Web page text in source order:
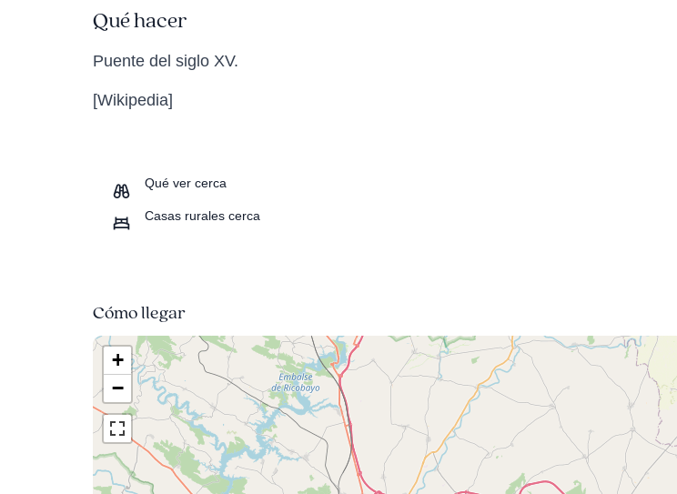
Qué hacer
Puente del siglo XV.
[Wikipedia]
Qué ver cerca
Casas rurales cerca
Cómo llegar
+
−